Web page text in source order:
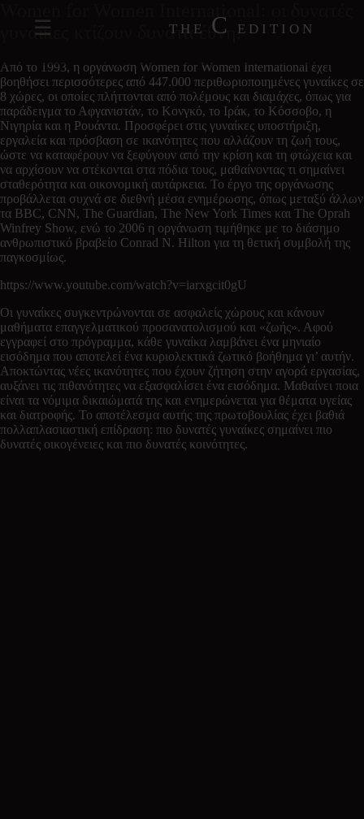
THE C EDITION
γυναίκες κτίζουν δυνατά έθνη.
Από το 1993, η οργάνωση Women for Women International έχει
βοηθήσει περισσότερες από 447.000 περιθωριοποιημένες γυναίκες σε
8 χώρες, οι οποίες πλήττονται από πολέμους και διαμάχες, όπως για
παράδειγμα το Αφγανιστάν, το Κονγκό, το Ιράκ, το Κόσσοβο, η
Νιγηρία και η Ρουάντα. Προσφέρει στις γυναίκες υποστήριξη,
εργαλεία και πρόσβαση σε ικανότητες που αλλάζουν τη ζωή τους,
ώστε να καταφέρουν να ξεφύγουν από την κρίση και τη φτώχεια και
να αρχίσουν να στέκονται στα πόδια τους, μαθαίνοντας τι σημαίνει
σταθερότητα και οικονομική αυτάρκεια. Το έργο της οργάνωσης
προβάλλεται συχνά σε διεθνή μέσα ενημέρωσης, όπως μεταξύ άλλων
τα BBC, CNN, The Guardian, The New York Times και The Oprah
Winfrey Show, ενώ το 2006 η οργάνωση τιμήθηκε με το διάσημο
ανθρωπιστικό βραβείο Conrad N. Hilton για τη θετική συμβολή της
παγκοσμίως.
https://www.youtube.com/watch?v=iarxgcit0gU
Οι γυναίκες συγκεντρώνονται σε ασφαλείς χώρους και κάνουν
μαθήματα επαγγελματικού προσανατολισμού και «ζωής». Αφού
εγγραφεί στο πρόγραμμα, κάθε γυναίκα λαμβάνει ένα μηνιαίο
εισόδημα που αποτελεί ένα κυριολεκτικά ζωτικό βοήθημα γι’ αυτήν.
Αποκτώντας νέες ικανότητες που έχουν ζήτηση στην αγορά εργασίας,
αυξάνει τις πιθανότητες να εξασφαλίσει ένα εισόδημα. Μαθαίνει ποια
είναι τα νόμιμα δικαιώματά της και ενημερώνεται για θέματα υγείας
και διατροφής. Το αποτέλεσμα αυτής της πρωτοβουλίας έχει βαθιά
πολλαπλασιαστική επίδραση: πιο δυνατές γυναίκες σημαίνει πιο
δυνατές οικογένειες και πιο δυνατές κοινότητες.